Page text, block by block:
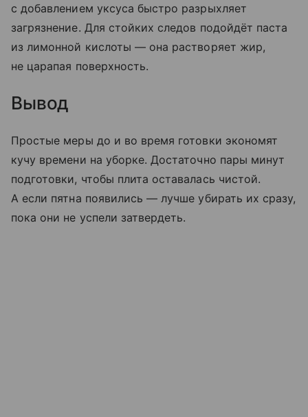
с добавлением уксуса быстро разрыхляет
загрязнение. Для стойких следов подойдёт паста
из лимонной кислоты — она растворяет жир,
не царапая поверхность.
Вывод
Простые меры до и во время готовки экономят
кучу времени на уборке. Достаточно пары минут
подготовки, чтобы плита оставалась чистой.
А если пятна появились — лучше убирать их сразу,
пока они не успели затвердеть.